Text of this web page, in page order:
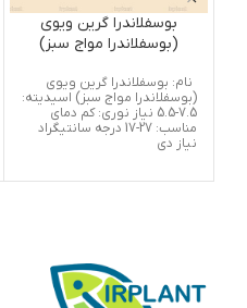
بوسفلاندرا گرین ویوی
(بوسفلاندرا مواج سبز)
Wavy
نام: بوسفلاندرا گرین ویوی
(بوسفلاندرا مواج سبز) اسیدیته:
7.5-5.5 نیاز نوری: کم دمای
مناسب: 27-17 درجه سانتیگراد
نیاز دی